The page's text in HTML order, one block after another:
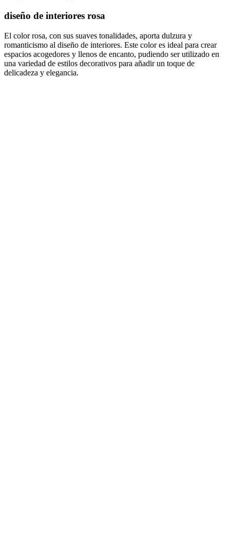
diseño de interiores rosa
El color rosa, con sus suaves tonalidades, aporta dulzura y
romanticismo al diseño de interiores. Este color es ideal para crear
espacios acogedores y llenos de encanto, pudiendo ser utilizado en
una variedad de estilos decorativos para añadir un toque de
delicadeza y elegancia.